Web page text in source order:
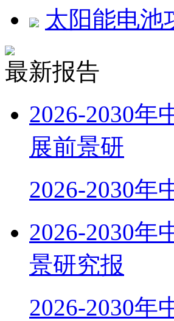
太阳能电池
最新报告
2026-2030年
展前景研
2026-2030年
2026-2030年
景研究报
2026-2030年